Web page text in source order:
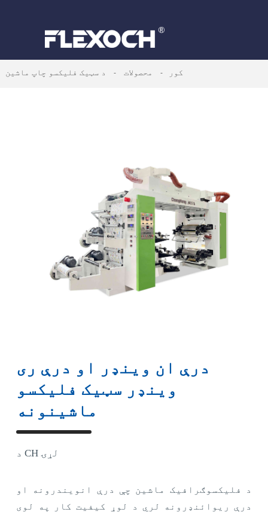
کور محصولات د سټیک فلیکسو چاپ ماشین
درې ان وینډر او درې ری
وینډر سټیک فلیکسو
ماشینونه
د CH لړۍ
د فلیکسوګرافیک ماشین چې درې انویندرونه او
درې ریوائنډرونه لري د لوړ کیفیت کار په لوی